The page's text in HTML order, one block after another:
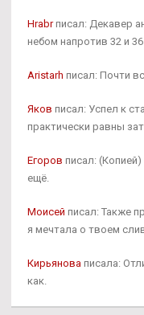
Hrabrписал: Декавер
небом напротив 32 и
Aristarh писал: Почти
Яков писал: Успел к
практически равны
Егоров писал:
ещё.
Моисей писал: Также
я мечтала о твоем
Кирьянова писала:
как.